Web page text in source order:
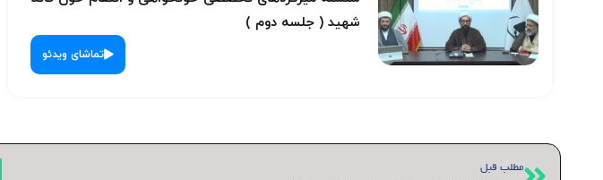
شهید ( جلسه دوم )
تماشای ویدئو
قبلیمطلب قبل